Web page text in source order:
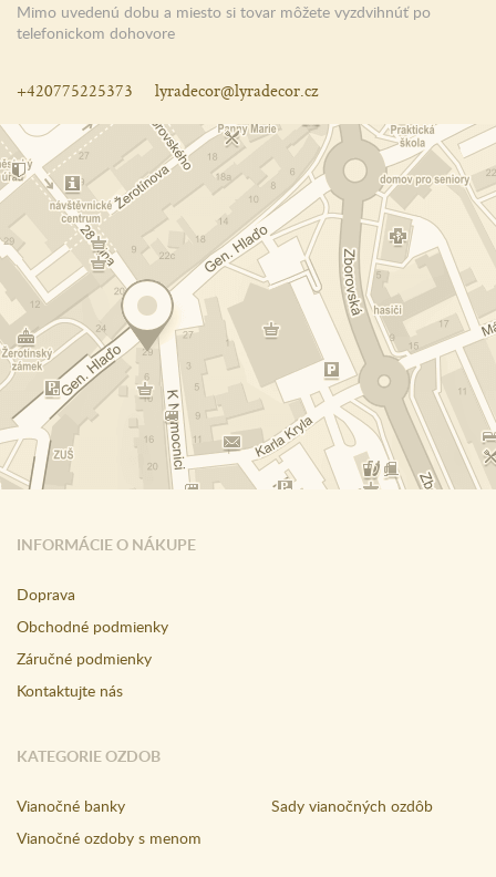
INFORMÁCIE O NÁKUPE
Doprava
Obchodné podmienky
Záručné podmienky
Kontaktujte nás
KATEGORIE OZDOB
Vianočné banky
Vianočné ozdoby s menom
Sady vianočných ozdôb
Mimo uvedenú dobu a miesto si tovar môžete vyzdvihnúť po
telefonickom dohovore
+420775225373 lyradecor@lyradecor.cz